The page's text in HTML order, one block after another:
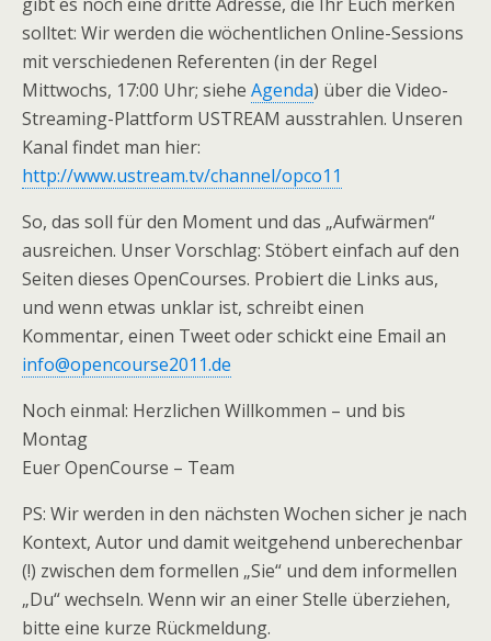
solltet: Wir werden die wöchentlichen Online-Sessions
mit verschiedenen Referenten (in der Regel
Mittwochs, 17:00 Uhr; siehe Agenda) über die Video-
Streaming-Plattform USTREAM ausstrahlen. Unseren
Kanal findet man hier:
http://www.ustream.tv/channel/opco11
So, das soll für den Moment und das „Aufwärmen“
ausreichen. Unser Vorschlag: Stöbert einfach auf den
Seiten dieses OpenCourses. Probiert die Links aus,
und wenn etwas unklar ist, schreibt einen
Kommentar, einen Tweet oder schickt eine Email an
info@opencourse2011.de
Noch einmal: Herzlichen Willkommen – und bis
Montag
Euer OpenCourse – Team
PS: Wir werden in den nächsten Wochen sicher je nach
Kontext, Autor und damit weitgehend unberechenbar
(!) zwischen dem formellen „Sie“ und dem informellen
„Du“ wechseln. Wenn wir an einer Stelle überziehen,
bitte eine kurze Rückmeldung.